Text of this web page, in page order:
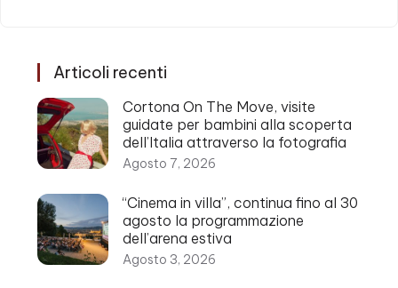
Articoli recenti
Cortona On The Move, visite
guidate per bambini alla scoperta
dell’Italia attraverso la fotografia
Agosto 7, 2026
“Cinema in villa”, continua fino al 30
agosto la programmazione
dell’arena estiva
Agosto 3, 2026